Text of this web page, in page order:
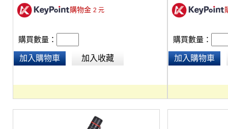
購物金 2 元
購買數量：
加入購物車 加入收藏
購買數量：
加入購物車